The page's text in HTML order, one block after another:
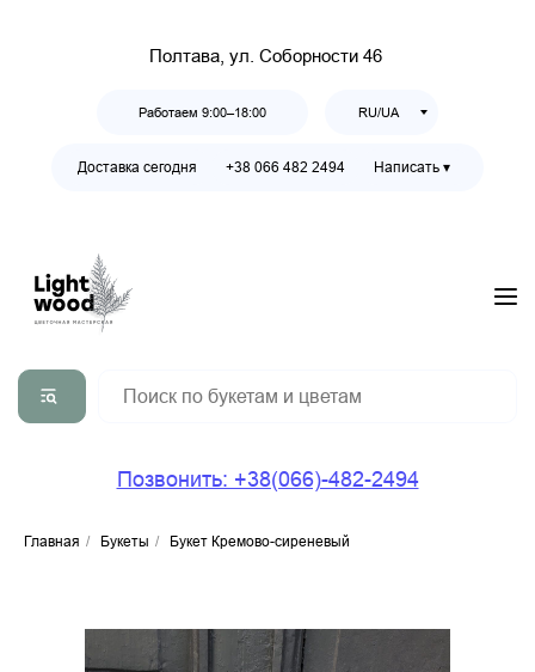
Полтава, ул. Соборности 46
RU/UA
Работаем 9:00–18:00
Доставка сегодня +38 066 482 2494 Написать ▾
Позвонить: +38(066)-482-2494
Главная / Букеты / Букет Кремово-сиреневый